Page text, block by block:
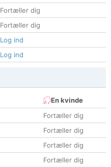
Fortæller dig
Fortæller dig
Log ind
Log ind
En kvinde
Fortæller dig
Fortæller dig
Fortæller dig
Fortæller dig